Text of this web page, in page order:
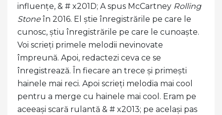
influențe, & # x201D; A spus McCartney Rolling
Stoneîn 2016. El știe înregistrările pe care le
cunosc, știu înregistrările pe care le cunoaște.
Voi scrieți primele melodii nevinovate
împreună. Apoi, redactezi ceva ce se
înregistrează. În fiecare an trece și primești
hainele mai reci. Apoi scrieți melodia mai cool
pentru a merge cu hainele mai cool. Eram pe
aceeași scară rulantă & # x2013; pe același pas